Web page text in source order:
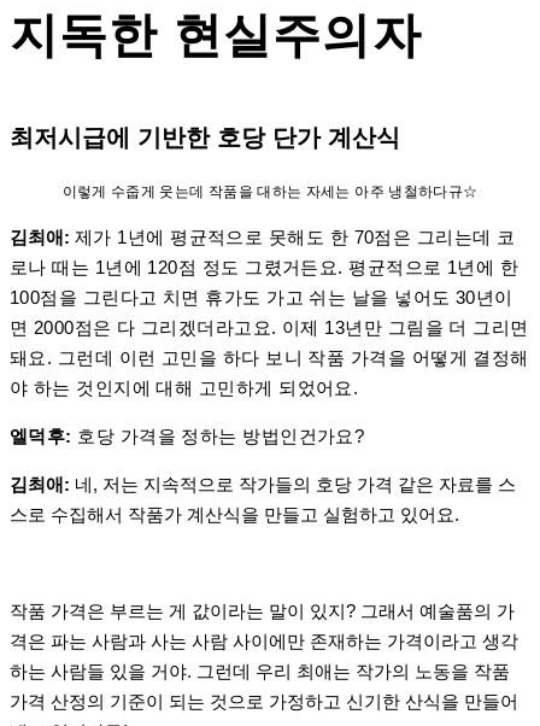
지독한 현실주의자
최저시급에 기반한 호당 단가 계산식
이렇게 수줍게 웃는데 작품을 대하는 자세는 아주 냉철하다규☆
김최애: 제가 1년에 평균적으로 못해도 한 70점은 그리는데 코
로나 때는 1년에 120점 정도 그렸거든요. 평균적으로 1년에 한
100점을 그린다고 치면 휴가도 가고 쉬는 날을 넣어도 30년이
면 2000점은 다 그리겠더라고요. 이제 13년만 그림을 더 그리면
돼요. 그런데 이런 고민을 하다 보니 작품 가격을 어떻게 결정해
야 하는 것인지에 대해 고민하게 되었어요.
엘덕후: 호당 가격을 정하는 방법인건가요?
김최애: 네, 저는 지속적으로 작가들의 호당 가격 같은 자료를 스
스로 수집해서 작품가 계산식을 만들고 실험하고 있어요.
작품 가격은 부르는 게 값이라는 말이 있지? 그래서 예술품의 가
격은 파는 사람과 사는 사람 사이에만 존재하는 가격이라고 생각
하는 사람들 있을 거야. 그런데 우리 최애는 작가의 노동을 작품
가격 산정의 기준이 되는 것으로 가정하고 신기한 산식을 만들어